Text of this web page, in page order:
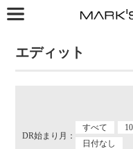
エディット
DR始まり月：
すべて
日付なし